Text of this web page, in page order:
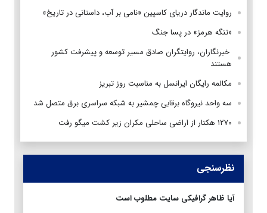
روایت ماندگار دریای کاسپین «نامی بر آب، داستانی در تاریخ»
«تنگه هرمز» در پسا جنگ
‌ خبرنگاران، روایتگران صادق مسیر توسعه و پیشرفت کشور
هستند
مکالمه رایگان ایرانسل به مناسبت روز تبریز
سه واحد نیروگاه برقابی چمشیر به شبکه سراسری برق متصل شد
۱۲۷۰ هکتار از اراضی ساحلی مکران زیر کشت میگو رفت
نظرسنجی
آیا ظاهر گرافیکی سایت مطلوب است